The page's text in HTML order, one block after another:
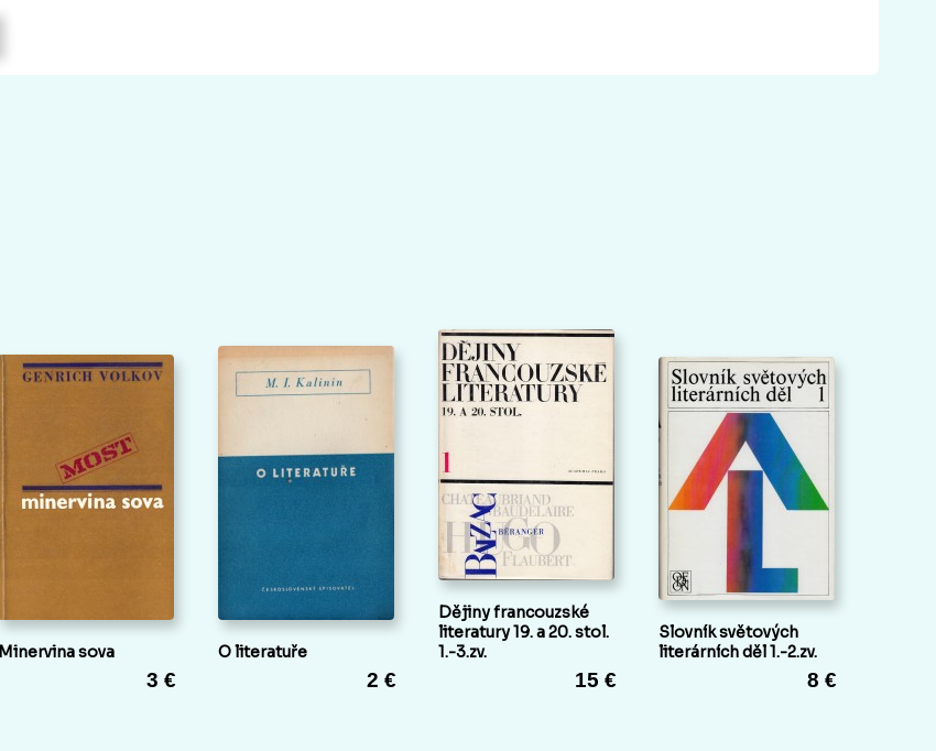
Minervina sova
3 €
O literatuře
2 €
Dějiny francouzské
literatury 19. a 20. stol.
1.-3.zv.
15 €
Slovník světových
literárních děl 1.-2.zv.
8 €